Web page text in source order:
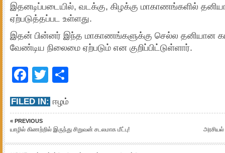
இதனடிப்படையில், வடக்கு, கிழக்கு மாகாணங்களில்
ஏற்படுத்தப்பட உள்ளது.
இதன் பின்னர் இந்த மாகாணங்களுக்கு செல்ல தனியான
வேண்டிய நிலைமை ஏற்படும் என குறிப்பிட்டுள்ளார்.
Facebook
Twitter
FILED IN: ஈழம்
« PREVIOUS
யாழில் கிணற்றில் இருந்து சிறுவன் சடலமாக மீட்பு!